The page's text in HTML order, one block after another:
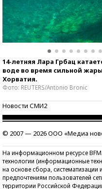
14-летняя Лара Грбац
воде во время сильной
Хорватия.
Фото: REUTERS/Antonio Bronic
Новости СМИ2
© 2007 — 2026 ООО «Медиа
На информационном ресурсе
технологии (информационные
на основе сбора, систематизации
предпочтениям пользователей
территории Российской